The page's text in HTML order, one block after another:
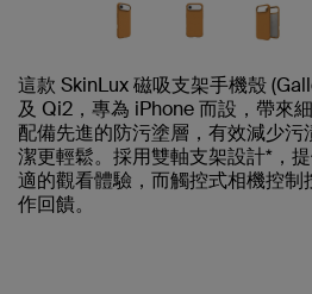
這款 SkinLux 磁吸支架手機殼
及 Qi2，專為 iPhone 而設，帶來
配備先進的防污塗層，有效減少
潔更輕鬆。採用雙軸支架設計*，
適的觀看體驗，而觸控式相機控
作回饋。